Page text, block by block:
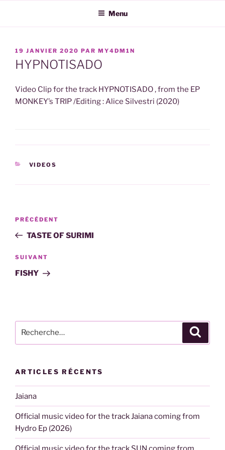
contenu
Menu
PUBLIÉ
LE
19 JANVIER 2020 PAR MY4DM1N
HYPNOTISADO
Video Clip for the track HYPNOTISADO , from the EP
MONKEY’s TRIP /Editing : Alice Silvestri (2020)
CATÉGORIES
VIDEOS
Navigation
l’article
Article
précédent
PRÉCÉDENT
TASTE OF SURIMI
Article
suivant
SUIVANT
FISHY
pour
ARTICLES RÉCENTS
Jaiana
Official music video for the track Jaiana coming from
Hydro Ep (2026)